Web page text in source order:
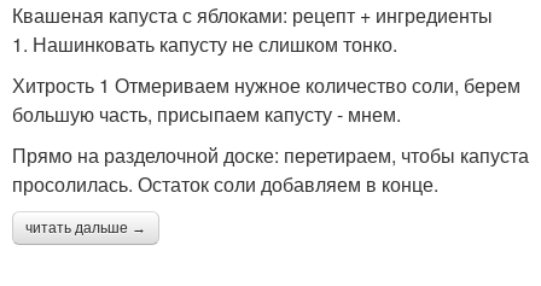
Квашеная капуста с яблоками: рецепт + ингредиенты
1. Нашинковать капусту не слишком тонко.
Хитрость 1 Отмериваем нужное количество соли, берем
большую часть, присыпаем капусту - мнем.
Прямо на разделочной доске: перетираем, чтобы капуста
просолилась. Остаток соли добавляем в конце.
читать дальше →